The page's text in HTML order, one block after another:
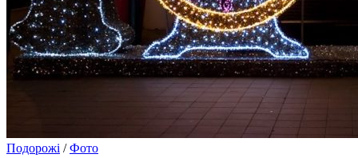
Подорожі /Фото